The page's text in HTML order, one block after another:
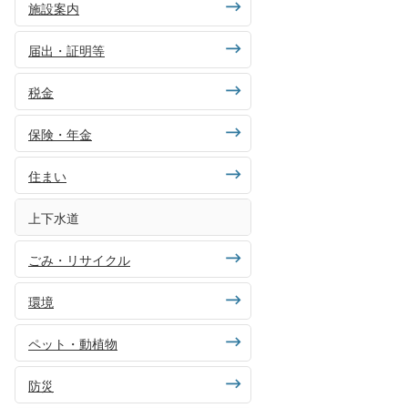
施設案内
届出・証明等
税金
保険・年金
住まい
上下水道
ごみ・リサイクル
環境
ペット・動植物
防災